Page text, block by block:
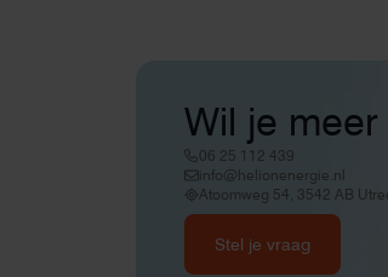
Wil je
06 25 112 439
info@helionenergie.nl
Atoomweg 54, 3542 AB
Stel je vraag